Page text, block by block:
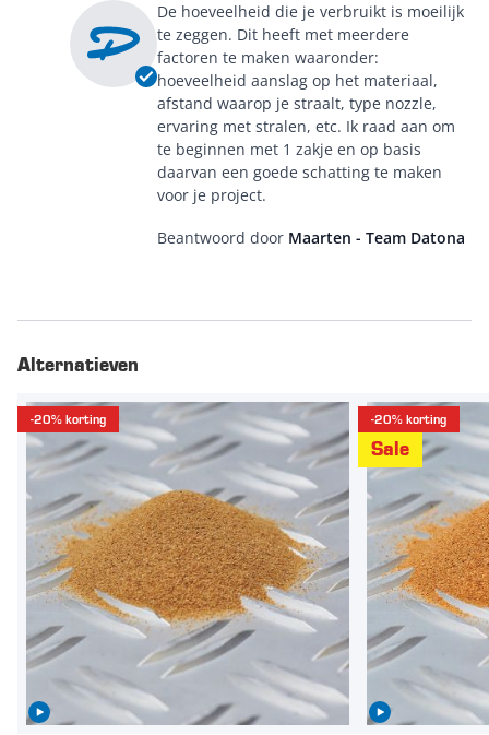
De hoeveelheid die je verbruikt is moeilijk
te zeggen. Dit heeft met meerdere
factoren te maken waaronder:
hoeveelheid aanslag op het materiaal,
afstand waarop je straalt, type nozzle,
ervaring met stralen, etc. Ik raad aan om
te beginnen met 1 zakje en op basis
daarvan een goede schatting te maken
voor je project.
Beantwoord door Maarten - Team Datona
Alternatieven
-20% korting -20% korting
Sale